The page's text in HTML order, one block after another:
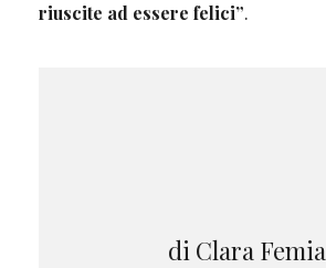
riuscite ad essere felici”.
di Clara Femia